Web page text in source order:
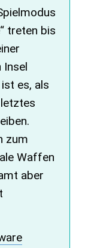
treten bis
es, als
zum
Waffen
aber